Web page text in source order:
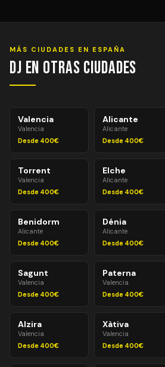
necesitarse 2–3 horas. Montaje y
incluidos en el precio.
MÁS CIUDADES EN ESPAÑA
DJ en Otras Ciudades
Valencia
Valencia
Desde 400€
Alicante
Alicante
Desde 400€
Torrent
Valencia
Desde 400€
Elche
Alicante
Desde 400€
Benidorm
Alicante
Desde 400€
Dénia
Alicante
Desde 400€
Sagunt
Valencia
Desde 400€
Paterna
Valencia
Desde 400€
Alzira
Valencia
Desde 400€
Xàtiva
Valencia
Desde 400€